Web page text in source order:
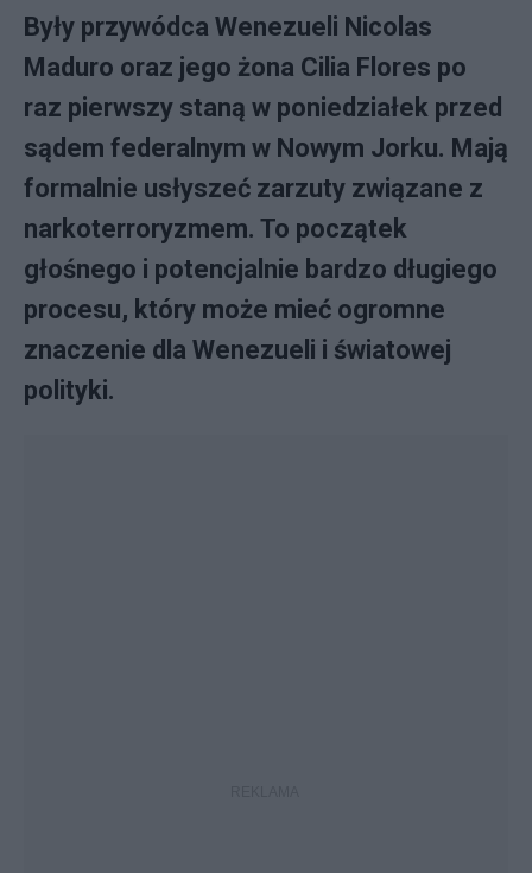
Były przywódca Wenezueli Nicolas
Maduro oraz jego żona Cilia Flores po
raz pierwszy staną w poniedziałek przed
sądem federalnym w Nowym Jorku. Mają
formalnie usłyszeć zarzuty związane z
narkoterroryzmem. To początek
głośnego i potencjalnie bardzo długiego
procesu, który może mieć ogromne
znaczenie dla Wenezueli i światowej
polityki.